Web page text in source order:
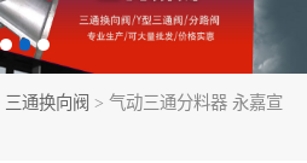
三通换向阀 > 气动三通分料器 永嘉宣
管道换向阀
三通换向阀